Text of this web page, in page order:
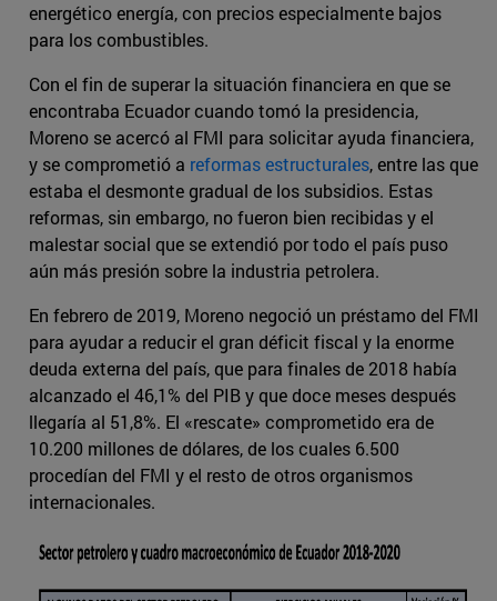
energético energía, con precios especialmente bajos
para los combustibles.
Con el fin de superar la situación financiera en que se
encontraba Ecuador cuando tomó la presidencia,
Moreno se acercó al FMI para solicitar ayuda financiera,
y se comprometió a reformas estructurales, entre las que
estaba el desmonte gradual de los subsidios. Estas
reformas, sin embargo, no fueron bien recibidas y el
malestar social que se extendió por todo el país puso
aún más presión sobre la industria petrolera.
En febrero de 2019, Moreno negoció un préstamo del FMI
para ayudar a reducir el gran déficit fiscal y la enorme
deuda externa del país, que para finales de 2018 había
alcanzado el 46,1% del PIB y que doce meses después
llegaría al 51,8%. El «rescate» comprometido era de
10.200 millones de dólares, de los cuales 6.500
procedían del FMI y el resto de otros organismos
internacionales.